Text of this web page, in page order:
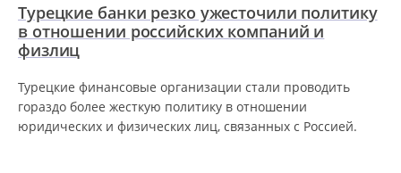
Турецкие банки резко ужесточили политику
в отношении российских компаний и
физлиц
Турецкие финансовые организации стали проводить
гораздо более жесткую политику в отношении
юридических и физических лиц, связанных с Россией.